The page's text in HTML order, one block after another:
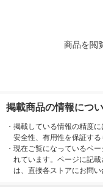
商品を閲
掲載商品の情報につ
・ 掲載している情報の精度に
安全性、有用性を保証する
・ 現在ご覧になっているペ
れています。ページに記
は、直接各ストアにお問い